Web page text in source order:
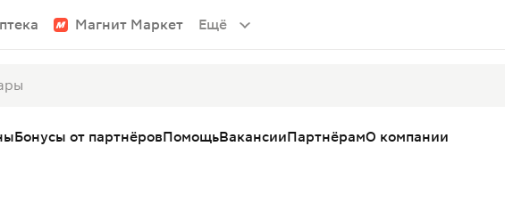
Магнит Маркет Ещё
Бонусы от партнёровПомощьВакансииПартнёрамО компании